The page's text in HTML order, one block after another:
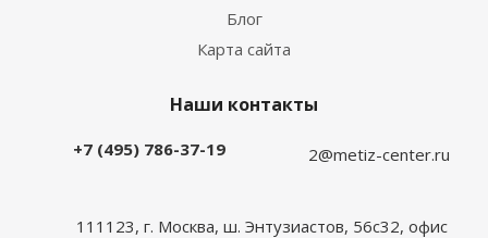
Блог
Карта сайта
Наши контакты
+7 (495) 786-37-19 2@metiz-center.ru
111123, г. Москва, ш. Энтузиастов, 56с32, офис